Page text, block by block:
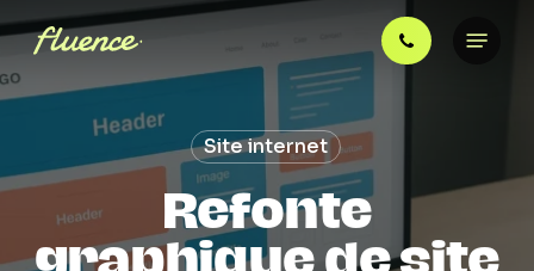
Skip
to
main
content
Site internet
Refonte
graphique de site